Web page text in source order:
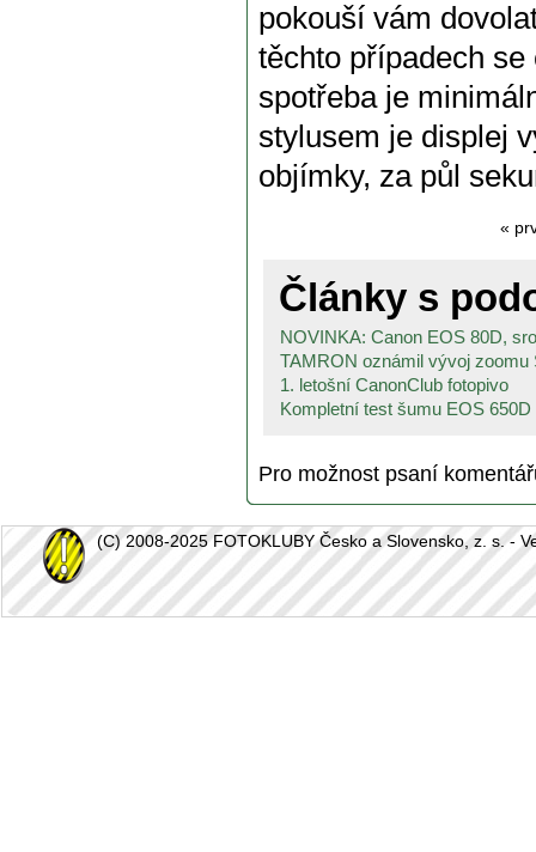
pokouší vám
těchto případech
spotřeba je
stylusem je displej
objímky, za půl
«
Články s
NOVINKA: Canon EOS 80D,
TAMRON oznámil vývoj zoomu
1. letošní CanonClub fotopivo
Kompletní test šumu EOS 650D
Pro možnost psaní
(C) 2008-2025 FOTOKLUBY Česko a Slovensko, z. s. -